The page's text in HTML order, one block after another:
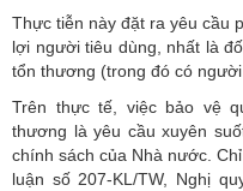
Thực tiễn này đặt ra yêu cầu
lợi người tiêu dùng, nhất là
tổn thương (trong đó có người
Trên thực tế, việc bảo vệ
thương là yêu cầu xuyên
chính sách của Nhà nước.
luận số 207-KL/TW, Nghị